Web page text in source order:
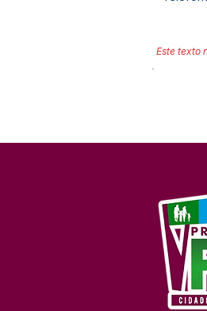
Este texto